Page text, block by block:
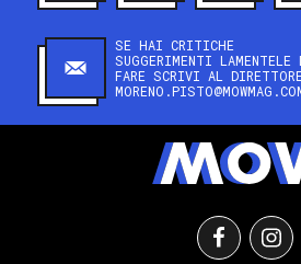
SE HAI CRITICHE
SUGGERIMENTI LAMENTELE
FARE SCRIVI AL DIRETTORE